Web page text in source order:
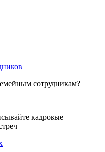
сотрудникам?
кадровые